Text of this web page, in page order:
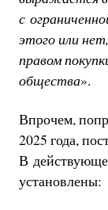
с
этого или
правом
общества».
Впрочем,
2025 года,
В
установлены: